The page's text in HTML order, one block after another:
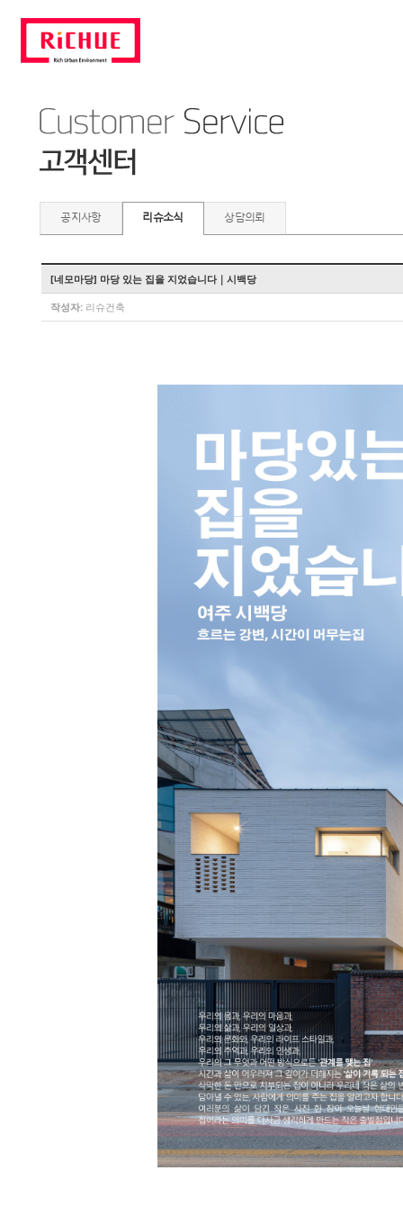
공지사항 리슈소식 상담의뢰
[네모마당] 마당 있는 집을 지었습니다｜시백당
작성자: 리슈건축